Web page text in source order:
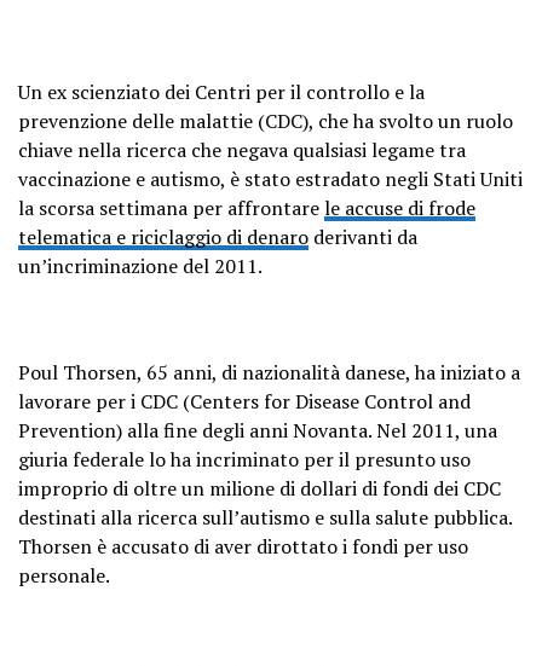
Un ex scienziato dei Centri per il controllo e la
prevenzione delle malattie (CDC), che ha svolto un ruolo
chiave nella ricerca che negava qualsiasi legame tra
vaccinazione e autismo, è stato estradato negli Stati Uniti
la scorsa settimana per affrontarele accuse di frode
telematica e riciclaggio di denaro derivanti da
un’incriminazione del 2011.
Poul Thorsen, 65 anni, di nazionalità danese, ha iniziato a
lavorare per i CDC (Centers for Disease Control and
Prevention) alla fine degli anni Novanta. Nel 2011, una
giuria federale lo ha incriminato per il presunto uso
improprio di oltre un milione di dollari di fondi dei CDC
destinati alla ricerca sull’autismo e sulla salute pubblica.
Thorsen è accusato di aver dirottato i fondi per uso
personale.